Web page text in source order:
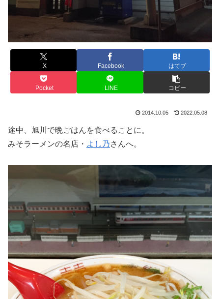
X Facebook はてブ
Pocket LINE コピー
2014.10.05 2022.05.08
途中、旭川で晩ごはんを食べることに。
みそラーメンの名店・ よし乃さんへ。